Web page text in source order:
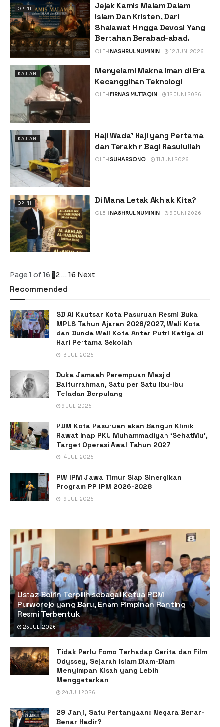
OPINI
Jejak Kamis Malam Dalam
Islam Dan Kristen, Dari
Shalawat Hingga Devosi Yang
Bertahan Berabad-abad.
OLEH NASHRUL MUMININ 12 JUNI 2026
KAJIAN
Menyelami Makna Iman di Era
Kecanggihan Teknologi
OLEH FIRNAS MUTTAQIN 12 JUNI 2026
KAJIAN
Haji Wada’ Haji yang Pertama
dan Terakhir Bagi Rasulullah
OLEH SUHARSONO 11 JUNI 2026
OPINI Di Mana Letak Akhlak Kita?
OLEH NASHRUL MUMININ 9 JUNI 2026
Page 1 of 16 1 2… 16 Next
Recommended
SD Al Kautsar Kota Pasuruan Resmi Buka
MPLS Tahun Ajaran 2026/2027, Wali Kota
dan Bunda Wali Kota Antar Putri Ketiga di
Hari Pertama Sekolah
13 JULI 2026
Duka Jamaah Perempuan Masjid
Baiturrahman, Satu per Satu Ibu-Ibu
Teladan Berpulang
9 JULI 2026
PDM Kota Pasuruan akan Bangun Klinik
Rawat Inap PKU Muhammadiyah ‘SehatMu’,
Target Operasi Awal Tahun 2027
14 JULI 2026
PW IPM Jawa Timur Siap Sinergikan
Program PP IPM 2026-2028
19 JULI 2026
Ustaz Boirin Terpilih sebagai Ketua PCM
Purworejo yang Baru, Enam Pimpinan Ranting
Resmi Terbentuk
25 JULI 2026
Tidak Perlu Fomo Terhadap Cerita dan Film
Odyssey, Sejarah Islam Diam-Diam
Menyimpan Kisah yang Lebih
Menggetarkan
24 JULI 2026
29 Janji, Satu Pertanyaan: Negara Benar-
Benar Hadir?